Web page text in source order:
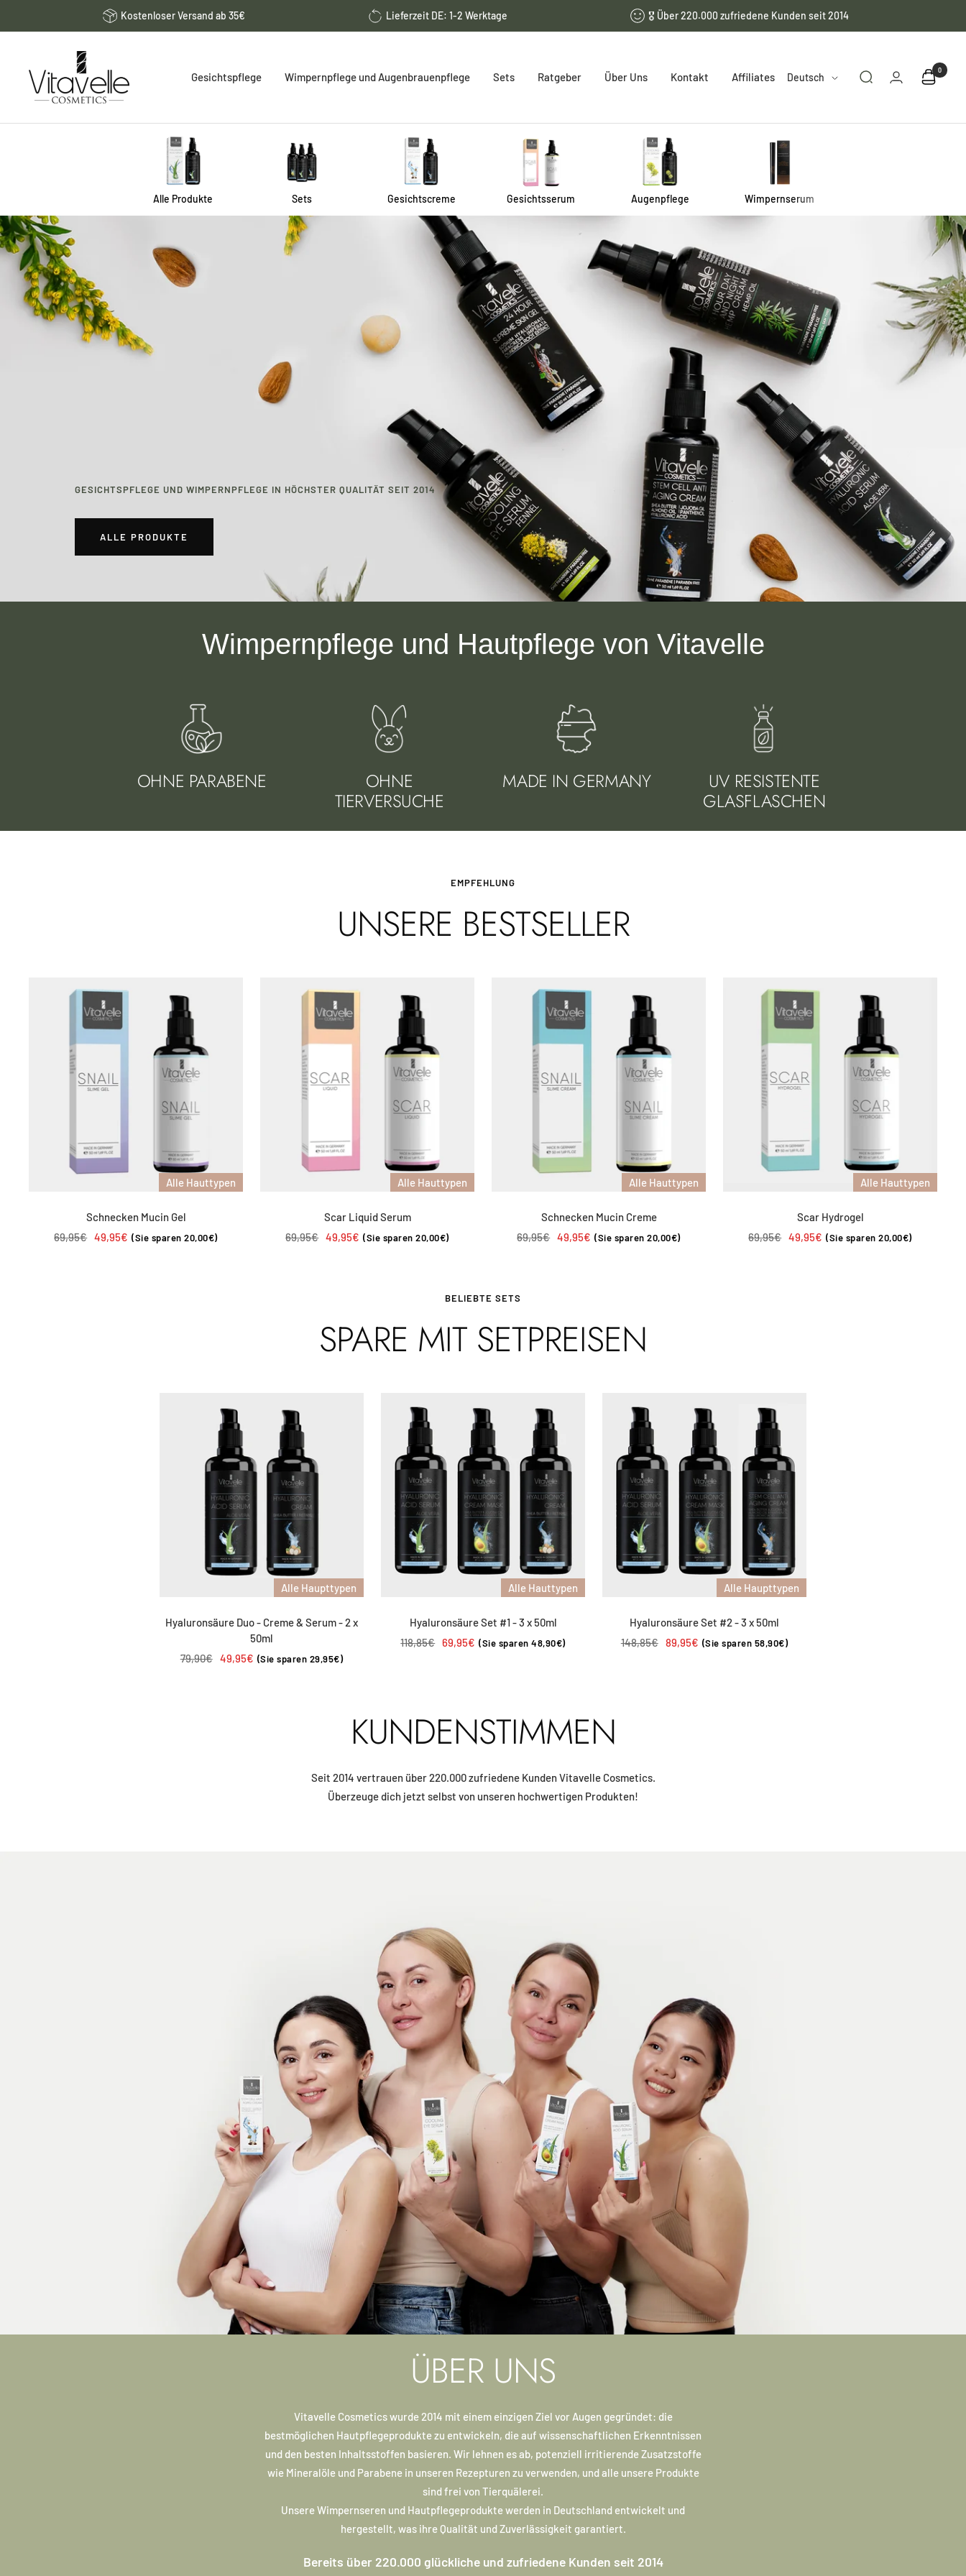
Kostenloser Versand ab 35€ Lieferzeit DE: 1-2 Werktage 🎖️ Über 220.000 zufriedene Kunden seit 2014
Gesichtspflege Wimpernpflege und Augenbrauenpflege Sets Ratgeber Über Uns Kontakt Affiliates
Vitavelle
Cosmetics
Sprache
Deutsch
0
Alle Produkte Sets Gesichtscreme Gesichtsserum Augenpflege Wimpernserum
GESICHTSPFLEGE UND WIMPERNPFLEGE IN HÖCHSTER QUALITÄT SEIT 2014
ALLE PRODUKTE
Wimpernpflege und Hautpflege von Vitavelle
OHNE PARABENE
OHNE
TIERVERSUCHE
MADE IN GERMANY
UV RESISTENTE
GLASFLASCHEN
EMPFEHLUNG
UNSERE BESTSELLER
Alle Hauttypen
Schnecken Mucin Gel
Angebotspreis
49,95€
Regulärer
69,95€ (Sie sparen 20,00€)
Alle Hauttypen
Scar Liquid Serum
Angebotspreis
49,95€
Regulärer
69,95€ (Sie sparen 20,00€)
Alle Hauttypen
Schnecken Mucin Creme
Angebotspreis
49,95€
Regulärer
69,95€ (Sie sparen 20,00€)
Alle Hauttypen
Scar Hydrogel
Angebotspreis
49,95€
Regulärer
69,95€ (Sie sparen 20,00€)
BELIEBTE SETS
SPARE MIT SETPREISEN
Alle Haupttypen
Hyaluronsäure Duo - Creme & Serum - 2 x
50ml
Angebotspreis
49,95€
Regulärer
79,90€ (Sie sparen 29,95€)
Alle Hauttypen
Hyaluronsäure Set #1 - 3 x 50ml
Angebotspreis
69,95€
Regulärer
118,85€ (Sie sparen 48,90€)
Alle Haupttypen
Hyaluronsäure Set #2 - 3 x 50ml
Angebotspreis
89,95€
Regulärer
148,85€ (Sie sparen 58,90€)
KUNDENSTIMMEN
Seit 2014 vertrauen über 220.000 zufriedene Kunden Vitavelle Cosmetics.
Überzeuge dich jetzt selbst von unseren hochwertigen Produkten!
ÜBER UNS
Vitavelle Cosmetics wurde 2014 mit einem einzigen Ziel vor Augen gegründet: die
bestmöglichen Hautpflegeprodukte zu entwickeln, die auf wissenschaftlichen Erkenntnissen
und den besten Inhaltsstoffen basieren. Wir lehnen es ab, potenziell irritierende Zusatzstoffe
wie Mineralöle und Parabene in unseren Rezepturen zu verwenden, und alle unsere Produkte
sind frei von Tierquälerei.
Unsere Wimpernseren und Hautpflegeprodukte werden in Deutschland entwickelt und
hergestellt, was ihre Qualität und Zuverlässigkeit garantiert.
Bereits über 220.000 glückliche und zufriedene Kunden seit 2014